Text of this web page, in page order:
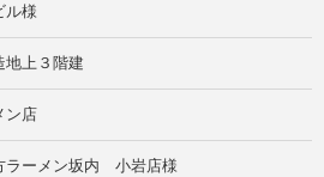
ル様
地上３階建
ン店
ラーメン坂内 小岩店様